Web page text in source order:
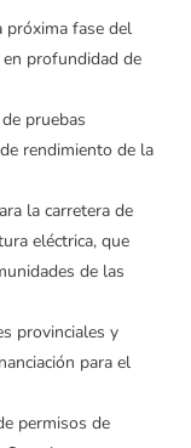
próxima fase del
profundidad de
pruebas
rendimiento de la
la carretera de
eléctrica, que
de las
provinciales y
para el
permisos de